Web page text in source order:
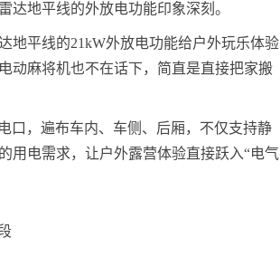
达地平线的外放电功能印象深刻。
地平线的21kW外放电功能给户外玩乐体验
动麻将机也不在话下，简直是直接把家搬
口，遍布车内、车侧、后厢，不仅支持静
用电需求，让户外露营体验直接跃入“电气